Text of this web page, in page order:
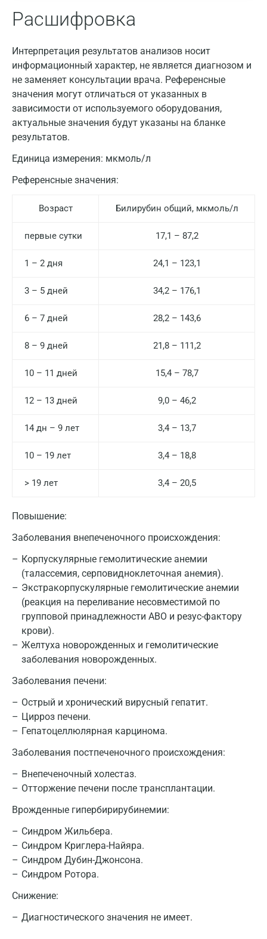
Расшифровка
Интерпретация результатов анализов носит
информационный характер, не является диагнозом и
не заменяет консультации врача. Референсные
значения могут отличаться от указанных в
зависимости от используемого оборудования,
актуальные значения будут указаны на бланке
результатов.
Единица измерения: мкмоль/л
Референсные значения:
Возраст Билирубин общий, мкмоль/л
первые сутки 17,1 – 87,2
1 – 2 дня 24,1 – 123,1
3 – 5 дней 34,2 – 176,1
6 – 7 дней 28,2 – 143,6
8 – 9 дней 21,8 – 111,2
10 – 11 дней 15,4 – 78,7
12 – 13 дней 9,0 – 46,2
14 дн – 9 лет 3,4 – 13,7
10 – 19 лет 3,4 – 18,8
> 19 лет 3,4 – 20,5
Повышение:
Заболевания внепеченочного происхождения:
Корпускулярные гемолитические анемии
(талассемия, серповидноклеточная анемия).
Экстракорпускулярные гемолитические анемии
(реакция на переливание несовместимой по
групповой принадлежности ABO и резус-фактору
крови).
Желтуха новорожденных и гемолитические
заболевания новорожденных.
Заболевания печени:
Острый и хронический вирусный гепатит.
Цирроз печени.
Гепатоцеллюлярная карцинома.
Заболевания постпеченочного происхождения:
Внепеченочный холестаз.
Отторжение печени после трансплантации.
Врожденные гипербирирубинемии:
Синдром Жильбера.
Синдром Криглера-Найяра.
Синдром Дубин-Джонсона.
Синдром Ротора.
Снижение:
Диагностического значения не имеет.